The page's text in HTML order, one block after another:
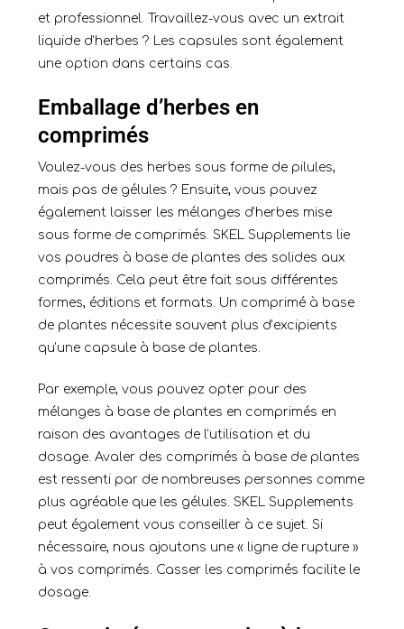
et professionnel. Travaillez-vous avec un extrait
liquide d’herbes ? Les capsules sont également
une option dans certains cas.
Emballage d’herbes en
comprimés
Voulez-vous des herbes sous forme de pilules,
mais pas de gélules ? Ensuite, vous pouvez
également laisser les mélanges d’herbes mise
sous forme de comprimés. SKEL Supplements lie
vos poudres à base de plantes des solides aux
comprimés. Cela peut être fait sous différentes
formes, éditions et formats. Un comprimé à base
de plantes nécessite souvent plus d’excipients
qu’une capsule à base de plantes.
Par exemple, vous pouvez opter pour des
mélanges à base de plantes en comprimés en
raison des avantages de l’utilisation et du
dosage. Avaler des comprimés à base de plantes
est ressenti par de nombreuses personnes comme
plus agréable que les gélules. SKEL Supplements
peut également vous conseiller à ce sujet. Si
nécessaire, nous ajoutons une « ligne de rupture »
à vos comprimés. Casser les comprimés facilite le
dosage.